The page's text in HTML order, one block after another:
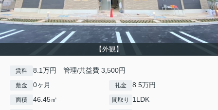
【外観】
賃料 8.1万円 管理/共益費 3,500円
敷金 0ヶ月 礼金 8.5万円
面積 46.45㎡ 間取り 1LDK